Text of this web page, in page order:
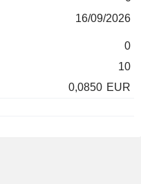
16/09/2026
0
10
0,0850 EUR